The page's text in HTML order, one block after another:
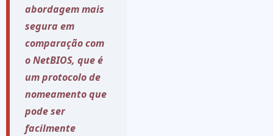
abordagem mais
segura em
comparação com
o NetBIOS, que é
um protocolo de
nomeamento que
pode ser
facilmente